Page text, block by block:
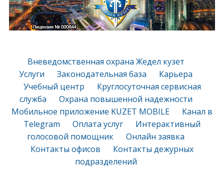
Вневедомственная охрана Жедел кузет
Услуги
Законодательная база
Карьера
Учебный центр
Круглосуточная сервисная
служба
Охрана повышенной надежности
Мобильное приложение KUZET MOBILE
Канал в
Telegram
Оплата услуг
Интерактивный
голосовой помощник
Онлайн заявка
Контакты офисов
Контакты дежурных
подразделений